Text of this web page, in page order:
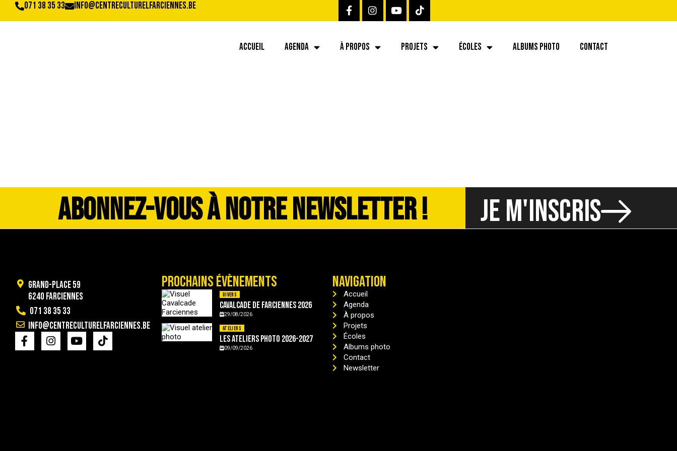
071 38 35 33 info@centreculturelfarciennes.be
ACCUEIL AGENDA À PROPOS PROJETS ÉCOLES ALBUMS PHOTO CONTACT
ABONNEZ-VOUS À NOTRE NEWSLETTER ! JE M'INSCRIS
Grand-Place 59
6240 Farciennes
071 38 35 33
info@centreculturelfarciennes.be
PROCHAINS ÉVÈNEMENTS
Divers
Cavalcade de Farciennes 2026
29/08/2026
Ateliers
Les ateliers photo 2026-2027
09/09/2026
NAVIGATION
Accueil
Agenda
À propos
Projets
Écoles
Albums photo
Contact
Newsletter